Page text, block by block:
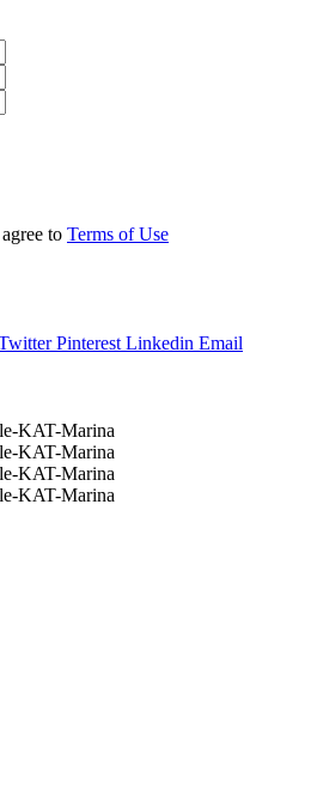
to Terms of Use
PinterestLinkedin Email